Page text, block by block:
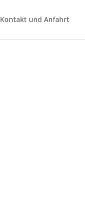
Kontakt und Anfahrt